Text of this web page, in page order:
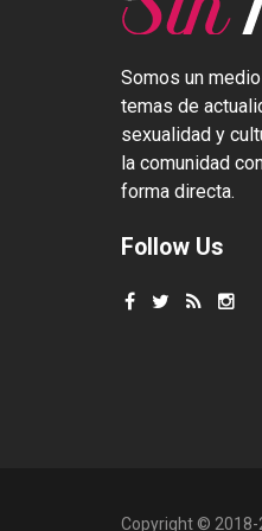
Somos un
temas de
sexualidad y
la comunidad
forma directa.
Follow Us
Copyright © 2018-